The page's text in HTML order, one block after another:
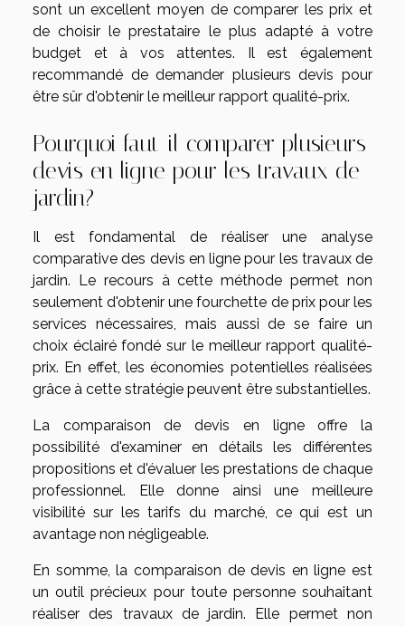
sont un excellent moyen de comparer les prix et
de choisir le prestataire le plus adapté à votre
budget et à vos attentes. Il est également
recommandé de demander plusieurs devis pour
être sûr d'obtenir le meilleur rapport qualité-prix.
Pourquoi faut-il comparer plusieurs
devis en ligne pour les travaux de
jardin?
Il est fondamental de réaliser une analyse
comparative des devis en ligne pour les travaux de
jardin. Le recours à cette méthode permet non
seulement d'obtenir une fourchette de prix pour les
services nécessaires, mais aussi de se faire un
choix éclairé fondé sur le meilleur rapport qualité-
prix. En effet, les économies potentielles réalisées
grâce à cette stratégie peuvent être substantielles.
La comparaison de devis en ligne offre la
possibilité d'examiner en détails les différentes
propositions et d'évaluer les prestations de chaque
professionnel. Elle donne ainsi une meilleure
visibilité sur les tarifs du marché, ce qui est un
avantage non négligeable.
En somme, la comparaison de devis en ligne est
un outil précieux pour toute personne souhaitant
réaliser des travaux de jardin. Elle permet non